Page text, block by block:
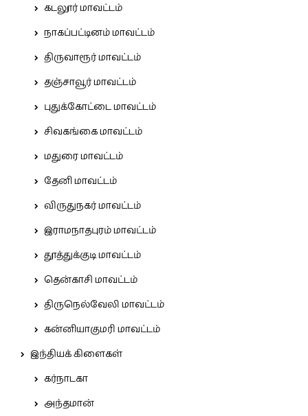
கடலூர் மாவட்டம்
நாகப்பட்டினம் மாவட்டம்
திருவாரூர் மாவட்டம்
தஞ்சாவூர் மாவட்டம்
புதுக்கோட்டை மாவட்டம்
சிவகங்கை மாவட்டம்
மதுரை மாவட்டம்
தேனி மாவட்டம்
விருதுநகர் மாவட்டம்
இராமநாதபுரம் மாவட்டம்
தூத்துக்குடி மாவட்டம்
தென்காசி மாவட்டம்
திருநெல்வேலி மாவட்டம்
கன்னியாகுமரி மாவட்டம்
இந்தியக் கிளைகள்
கர்நாடகா
அந்தமான்